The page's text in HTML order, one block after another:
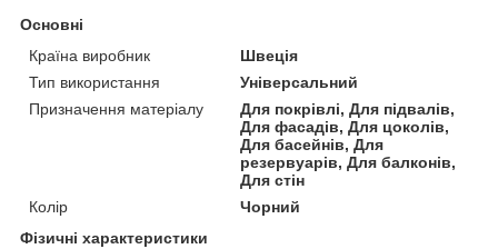
Основні
Країна виробник
Швеція
Тип використання
Універсальний
Призначення матеріалу
Для покрівлі, Для підвалів,
Для фасадів, Для цоколів,
Для басейнів, Для
резервуарів, Для балконів,
Для стін
Колір
Чорний
Фізичні характеристики